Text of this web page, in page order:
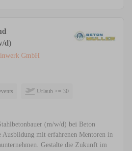
d)
GmbH
Urlaub >= 30
(m/w/d) bei Beton
Ausbildung mit erfahrenen Mentoren in
Gestalte die Zukunft im